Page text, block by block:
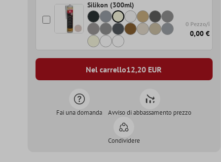
Silikon (300ml)
0 Pezzo/i
0,00 €
Nel carrello12,20 EUR
Fai una domanda Avviso di abbassamento prezzo
Condividere